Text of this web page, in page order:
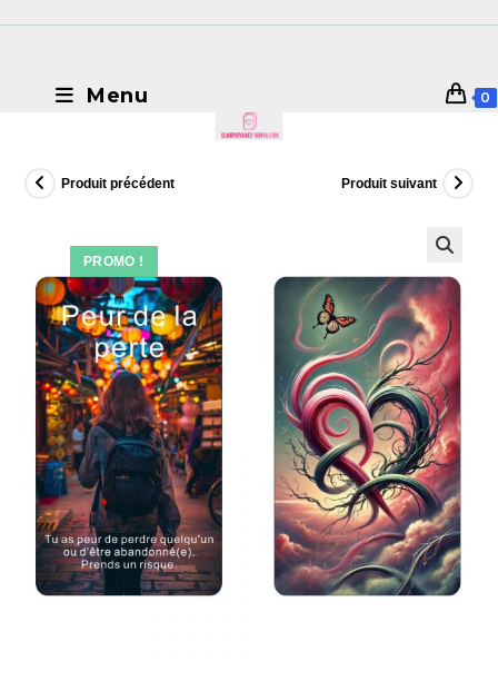
Menu 0
PROMO !
Produit précédent Produit suivant
🔍